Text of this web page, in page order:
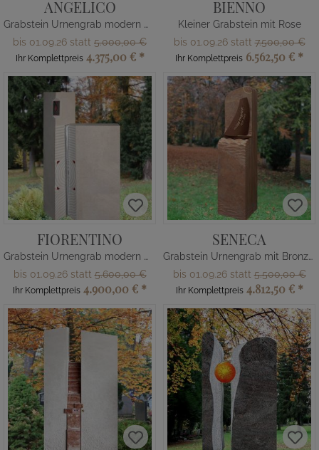
ANGELICO
Grabstein Urnengrab modern mit Engel
bis 01.09.26 statt 5.000,00 €
Ihr Komplettpreis 4.375,00 € *
BIENNO
Kleiner Grabstein mit Rose
bis 01.09.26 statt7.500,00 €
Ihr Komplettpreis 6.562,50 € *
FIORENTINO
Grabstein Urnengrab modern mit Glas
bis 01.09.26 statt5.600,00 €
Ihr Komplettpreis 4.900,00 € *
SENECA
Grabstein Urnengrab mit Bronze Schiff
bis 01.09.26 statt5.500,00 €
Ihr Komplettpreis 4.812,50 € *